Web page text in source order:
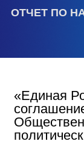
ОТЧЕТ ПО
«Единая